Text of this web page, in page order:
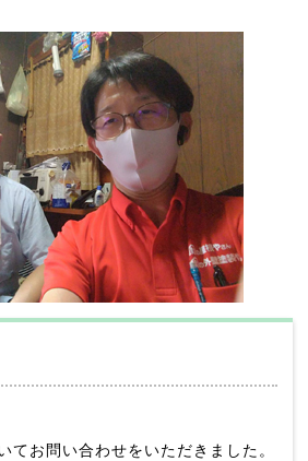
てお問い合わせをいただきました。